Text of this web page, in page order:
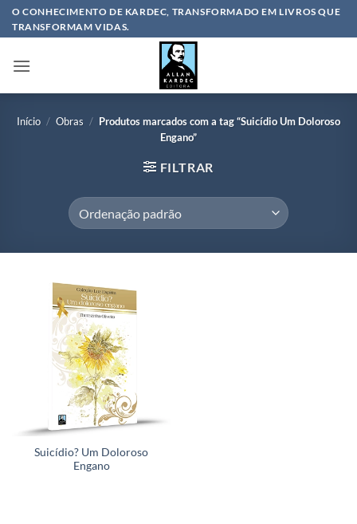
SkipO CONHECIMENTO DE KARDEC, TRANSFORMADO EM LIVROS QUE
TRANSFORMAM VIDAS.
Início / Obras / Produtos marcados com a tag “Suicídio Um Doloroso
Engano”
FILTRAR
Suicídio? Um Doloroso
Engano